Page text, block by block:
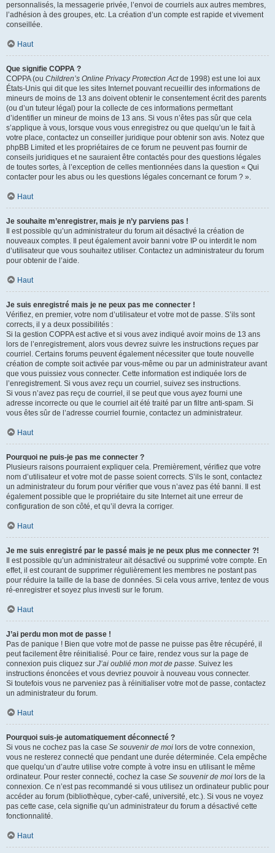
personnalisés, la messagerie privée, l’envoi de courriels aux autres membres,
l’adhésion à des groupes, etc. La création d’un compte est rapide et vivement
conseillée.
Haut
Que signifie COPPA ?
COPPA (ou Children’s Online Privacy Protection Actde 1998) est une loi aux
États-Unis qui dit que les sites Internet pouvant recueillir des informations de
mineurs de moins de 13 ans doivent obtenir le consentement écrit des parents
(ou d’un tuteur légal) pour la collecte de ces informations permettant
d’identifier un mineur de moins de 13 ans. Si vous n’êtes pas sûr que cela
s’applique à vous, lorsque vous vous enregistrez ou que quelqu’un le fait à
votre place, contactez un conseiller juridique pour obtenir son avis. Notez que
phpBB Limited et les propriétaires de ce forum ne peuvent pas fournir de
conseils juridiques et ne sauraient être contactés pour des questions légales
de toutes sortes, à l’exception de celles mentionnées dans la question « Qui
contacter pour les abus ou les questions légales concernant ce forum ? ».
Haut
Je souhaite m’enregistrer, mais je n’y parviens pas !
Il est possible qu’un administrateur du forum ait désactivé la création de
nouveaux comptes. Il peut également avoir banni votre IP ou interdit le nom
d’utilisateur que vous souhaitez utiliser. Contactez un administrateur du forum
pour obtenir de l’aide.
Haut
Je suis enregistré mais je ne peux pas me connecter !
Vérifiez, en premier, votre nom d’utilisateur et votre mot de passe. S’ils sont
corrects, il y a deux possibilités :
Si la gestion COPPA est active et si vous avez indiqué avoir moins de 13 ans
lors de l’enregistrement, alors vous devrez suivre les instructions reçues par
courriel. Certains forums peuvent également nécessiter que toute nouvelle
création de compte soit activée par vous-même ou par un administrateur avant
que vous puissiez vous connecter. Cette information est indiquée lors de
l’enregistrement. Si vous avez reçu un courriel, suivez ses instructions.
Si vous n’avez pas reçu de courriel, il se peut que vous ayez fourni une
adresse incorrecte ou que le courriel ait été traité par un filtre anti-spam. Si
vous êtes sûr de l’adresse courriel fournie, contactez un administrateur.
Haut
Pourquoi ne puis-je pas me connecter ?
Plusieurs raisons pourraient expliquer cela. Premièrement, vérifiez que votre
nom d’utilisateur et votre mot de passe soient corrects. S’ils le sont, contactez
un administrateur du forum pour vérifier que vous n’avez pas été banni. Il est
également possible que le propriétaire du site Internet ait une erreur de
configuration de son côté, et qu’il devra la corriger.
Haut
Je me suis enregistré par le passé mais je ne peux plus me connecter ?!
Il est possible qu’un administrateur ait désactivé ou supprimé votre compte. En
effet, il est courant de supprimer régulièrement les membres ne postant pas
pour réduire la taille de la base de données. Si cela vous arrive, tentez de vous
ré-enregistrer et soyez plus investi sur le forum.
Haut
J’ai perdu mon mot de passe !
Pas de panique ! Bien que votre mot de passe ne puisse pas être récupéré, il
peut facilement être réinitialisé. Pour ce faire, rendez vous sur la page de
connexion puis cliquez sur J’ai oublié mon mot de passe. Suivez les
instructions énoncées et vous devriez pouvoir à nouveau vous connecter.
Si toutefois vous ne parveniez pas à réinitialiser votre mot de passe, contactez
un administrateur du forum.
Haut
Pourquoi suis-je automatiquement déconnecté ?
Si vous ne cochez pas la case Se souvenir de moi lors de votre connexion,
vous ne resterez connecté que pendant une durée déterminée. Cela empêche
que quelqu’un d’autre utilise votre compte à votre insu en utilisant le même
ordinateur. Pour rester connecté, cochez la case Se souvenir de moi lors de la
connexion. Ce n’est pas recommandé si vous utilisez un ordinateur public pour
accéder au forum (bibliothèque, cyber-café, université, etc.). Si vous ne voyez
pas cette case, cela signifie qu’un administrateur du forum a désactivé cette
fonctionnalité.
Haut